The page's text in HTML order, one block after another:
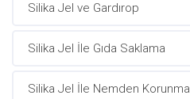
Silika Jel ve Gardırop
Silika Jel İle Gıda Saklama
Silika Jel İle Nemden Korunma